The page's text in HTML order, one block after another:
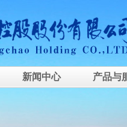
新闻中心 产品与